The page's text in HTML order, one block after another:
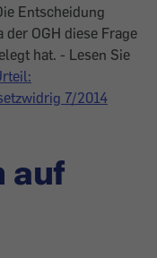
Entscheidung
OGH diese Frage
hat. - Lesen Sie
7/2014
auf